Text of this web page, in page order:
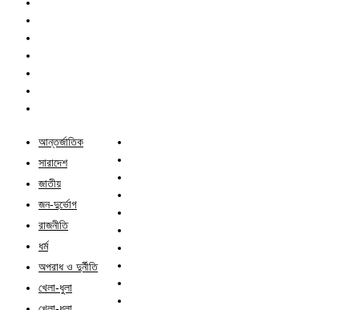
আন্তর্জাতিক
সারাদেশ
জাতীয়
জন-দুর্ভোগ
রাজনীতি
ধর্ম
অপরাধ ও দুর্নীতি
খেলা-ধুলা